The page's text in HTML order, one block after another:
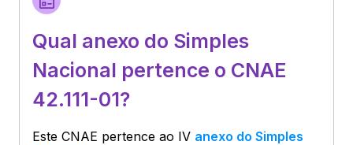
Qual anexo do Simples
Nacional pertence o CNAE
42.111-01?
Este CNAE pertence ao IV anexo do Simples